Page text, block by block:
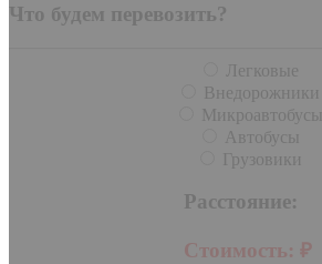
Что будем перевозить?
Легковые
Внедорожники
Микроавтобусы
Автобусы
Грузовики
Расстояние:
Стоимость: ₽